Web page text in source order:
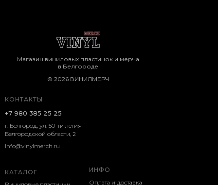
КОНТАКТЫ
г. Белгород, ул. 50-ти летия
Белгородской области, 2
КАТАЛОГ
ИНФО
Оплата и доставка
+7 980 385 25 25
Магазин виниловых пластинок и мерча
в Белгороде
© 2026 ВИНИЛМЕРЧ
info@vinylmerch.ru